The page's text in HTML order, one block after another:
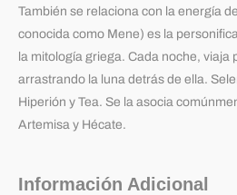
También se relaciona con la energía
conocida como Mene) es la
la mitología griega. Cada noche, viaja
arrastrando la luna detrás de ella.
Hiperión y Tea. Se la asocia
Artemisa y Hécate.
Información Adicional